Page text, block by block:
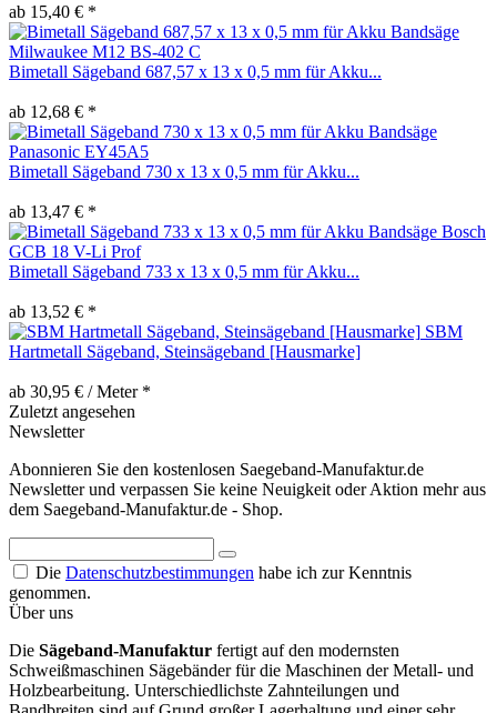
ab 15,40 € *
Bimetall Sägeband 687,57 x 13 x 0,5 mm für Akku...
ab 12,68 € *
Bimetall Sägeband 730 x 13 x 0,5 mm für Akku...
ab 13,47 € *
Bimetall Sägeband 733 x 13 x 0,5 mm für Akku...
ab 13,52 € *
SBM
Hartmetall Sägeband, Steinsägeband [Hausmarke]
ab 30,95 € / Meter *
Zuletzt angesehen
Newsletter
Abonnieren Sie den kostenlosen Saegeband-Manufaktur.de
Newsletter und verpassen Sie keine Neuigkeit oder Aktion mehr aus
dem Saegeband-Manufaktur.de - Shop.
Die Datenschutzbestimmungen habe ich zur Kenntnis
genommen.
Über uns
Die Sägeband-Manufaktur fertigt auf den modernsten
Schweißmaschinen Sägebänder für die Maschinen der Metall- und
Holzbearbeitung. Unterschiedlichste Zahnteilungen und